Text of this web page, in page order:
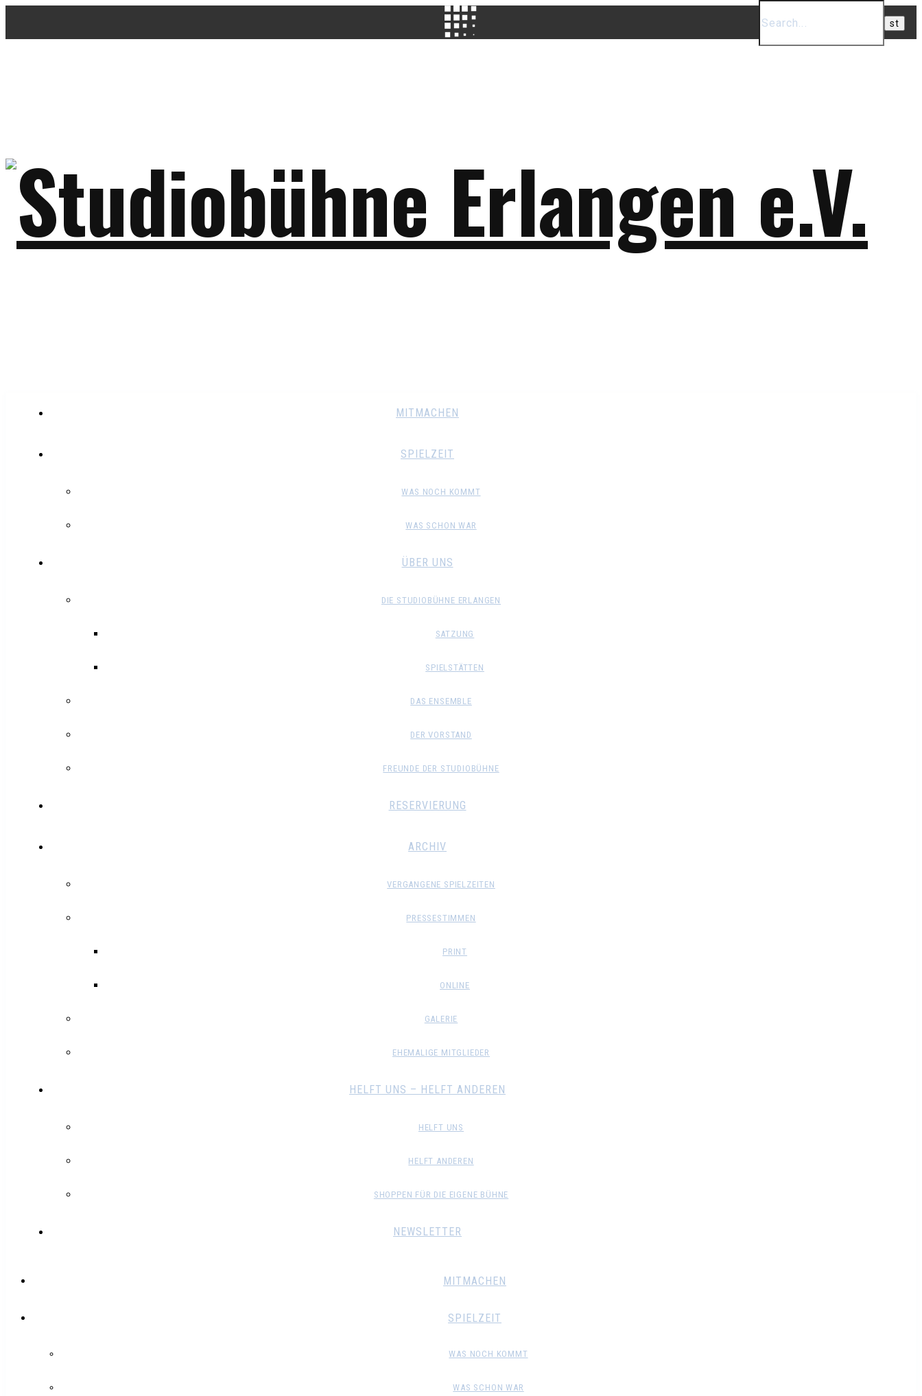
MITMACHEN
SPIELZEIT
WAS NOCH KOMMT
WAS SCHON WAR
ÜBER UNS
DIE STUDIOBÜHNE ERLANGEN
SATZUNG
SPIELSTÄTTEN
DAS ENSEMBLE
DER VORSTAND
FREUNDE DER STUDIOBÜHNE
RESERVIERUNG
ARCHIV
VERGANGENE SPIELZEITEN
PRESSESTIMMEN
PRINT
ONLINE
GALERIE
EHEMALIGE MITGLIEDER
HELFT UNS – HELFT ANDEREN
HELFT UNS
HELFT ANDEREN
SHOPPEN FÜR DIE EIGENE BÜHNE
NEWSLETTER
MITMACHEN
SPIELZEIT
WAS NOCH KOMMT
WAS SCHON WAR